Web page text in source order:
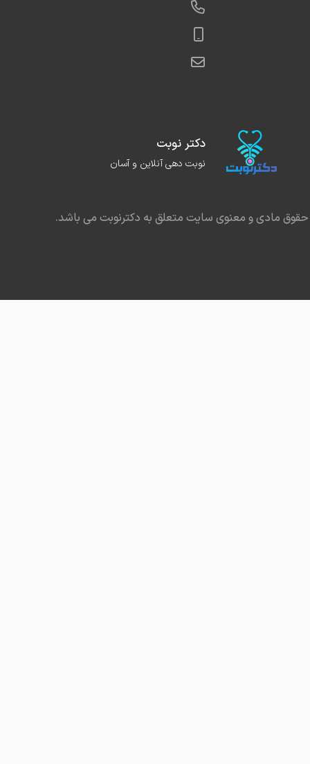
دکتر نوبت
نوبت دهی آنلاین و آسان
مادی و معنوی سایت متعلق به دکترنوبت می باشد.